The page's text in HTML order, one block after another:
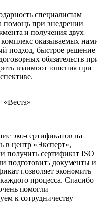
специалистам
помощь при внедрении
и получения двух
оказываемых
подход, быстрое решение
обязательств
взаимоотношения при
«Веста»
эко-сертификатов на
в центр «Эксперт»,
получить сертификат ISO
подготовить документы и
позволяет экономить
процесса. Спасибо
помогли
к сотрудничеству.